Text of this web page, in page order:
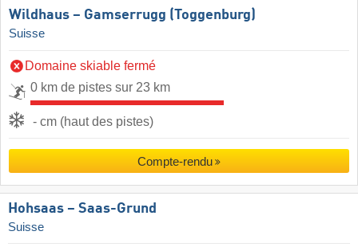
Wildhaus – Gamserrugg (Toggenburg)
Suisse
Domaine skiable fermé
0 km de pistes sur 23 km
- cm (haut des pistes)
Compte-rendu
Hohsaas – Saas-Grund
Suisse